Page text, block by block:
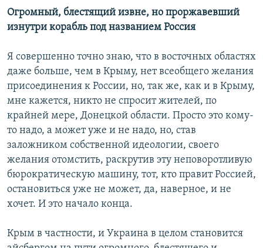
Огромный, блестящий извне, но проржавевший
изнутри корабль под названием Россия
Я совершенно точно знаю, что в восточных областях
даже больше, чем в Крыму, нет всеобщего желания
присоединения к России, но, так же, как и в Крыму,
мне кажется, никто не спросит жителей, по
крайней мере, Донецкой области. Просто это кому-
то надо, а может уже и не надо, но, став
заложником собственной идеологии, своего
желания отомстить, раскрутив эту неповоротливую
бюрократическую машину, тот, кто правит Россией,
остановиться уже не может, да, наверное, и не
хочет. И это начало конца.
Крым в частности, и Украина в целом становится